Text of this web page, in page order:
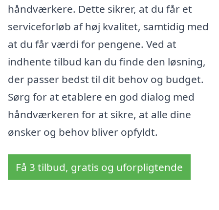
håndværkere. Dette sikrer, at du får et
serviceforløb af høj kvalitet, samtidig med
at du får værdi for pengene. Ved at
indhente tilbud kan du finde den løsning,
der passer bedst til dit behov og budget.
Sørg for at etablere en god dialog med
håndværkeren for at sikre, at alle dine
ønsker og behov bliver opfyldt.
Få 3 tilbud, gratis og uforpligtende